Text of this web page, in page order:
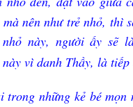
nên như trẻ nhỏ, thì
này, người ấy sẽ
vì danh Thầy, là
trong những kẻ bé